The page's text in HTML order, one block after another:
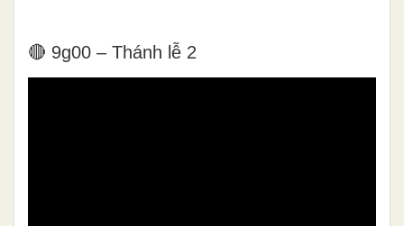
🔴 9g00 – Thánh lễ 2